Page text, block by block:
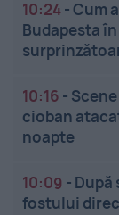
10:24-Cum
Budapesta
10:16 -
cioban
noapte
10:09 - După
fostului